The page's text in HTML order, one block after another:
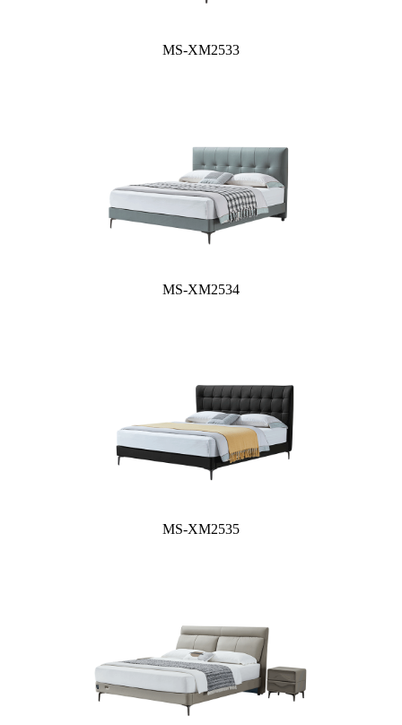
MS-XM2533
MS-XM2534
MS-XM2535